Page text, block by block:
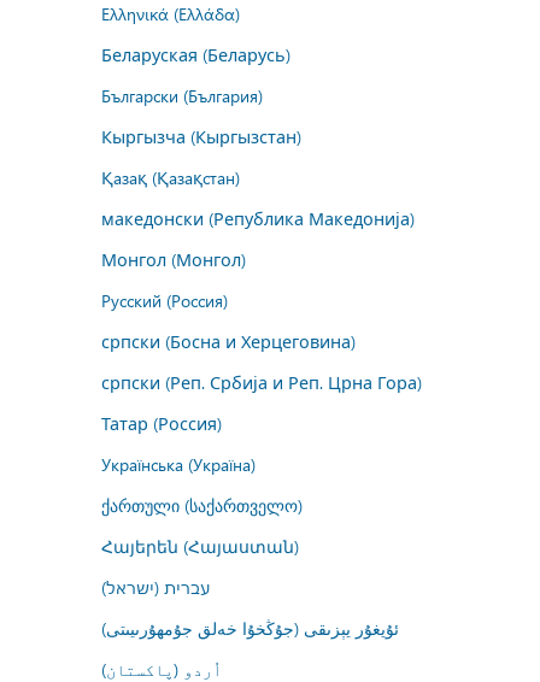
Ελληνικά (Ελλάδα)
Беларуская (Беларусь)
Български (България)
Кыргызча (Кыргызстан)
Қазақ (Қазақстан)
македонски (Република Македонија)
Монгол (Монгол)
Русский (Россия)
српски (Босна и Херцеговина)
српски (Реп. Србија и Реп. Црна Гора)
Татар (Россия)
Українська (Україна)
ქართული (საქართველო)
Հայերեն (Հայաստան)
עברית (ישראל)
ئۇيغۇر يېزىقى (جۇڭخۇا خەلق جۇمھۇرىيىتى)
اُردو (پاکستان)